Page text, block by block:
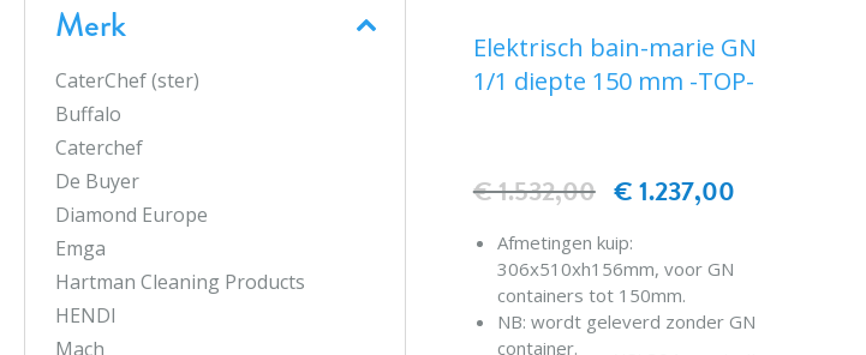
Elektrisch bain-marie GN
1/1 diepte 150 mm -TOP-
€ 1.237,00
€ 1.532,00
Afmetingen kuip:
306x510xh156mm, voor GN
containers tot 150mm.
NB: wordt geleverd zonder GN
container.
Merk
CaterChef (ster)
Buffalo
Caterchef
De Buyer
Diamond Europe
Emga
Hartman Cleaning Products
HENDI
Mach